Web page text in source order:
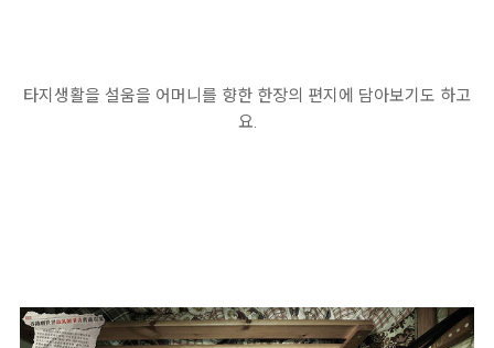
타지생활을 설움을 어머니를 향한 한장의 편지에 담아보기도 하고
요.